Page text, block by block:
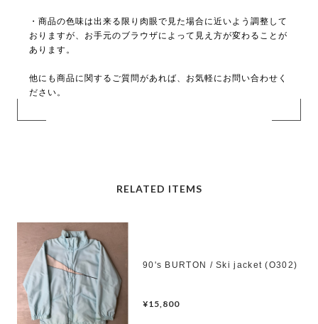
・商品の色味は出来る限り肉眼で見た場合に近いよう調整して
おりますが、お手元のブラウザによって見え方が変わることが
あります。
他にも商品に関するご質問があれば、お気軽にお問い合わせく
ださい。
RELATED ITEMS
90's BURTON / Ski jacket (O302)
¥15,800